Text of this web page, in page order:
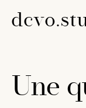
dcvo.st
Une